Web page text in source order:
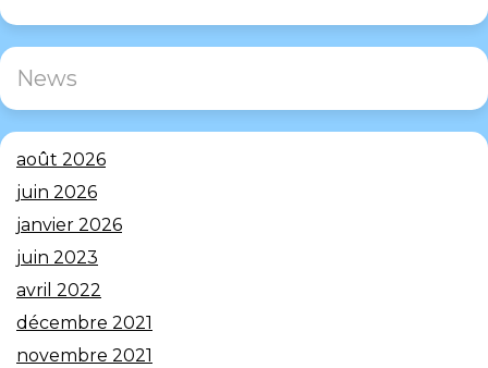
News
août 2026
juin 2026
janvier 2026
juin 2023
avril 2022
décembre 2021
novembre 2021